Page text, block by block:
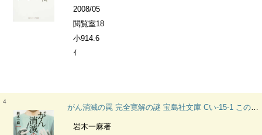
2008/05
閲覧室18
小914.6
ｲ
4
がん消滅の罠 完全寛解の謎 宝島社文庫 Cい-15-1 このミス大賞
岩木一麻著